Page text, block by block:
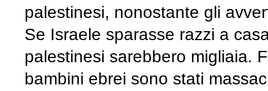
palestinesi, nonostante gli
Se Israele sparasse razzi a
palestinesi sarebbero migliaia.
bambini ebrei sono stati